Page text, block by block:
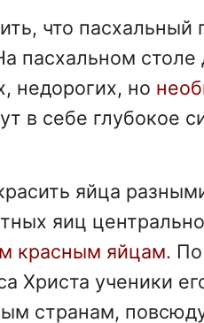
что пасхальный
пасхальном
недорогих, но
в себе глубокое
яйца
яиц
красным яйцам.
Христа ученики
странам,